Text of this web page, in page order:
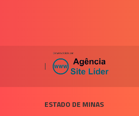
|
ESTADO DE MINAS